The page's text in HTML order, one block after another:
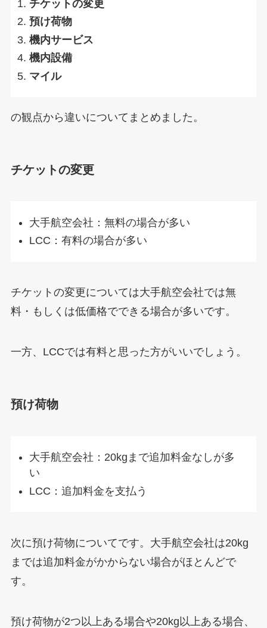
チケットの変更
預け荷物
機内サービス
機内設備
マイル
の観点から違いについてまとめました。
チケットの変更
大手航空会社：無料の場合が多い
LCC：有料の場合が多い
チケットの変更については大手航空会社では無
料・もしくは低価格でできる場合が多いです。
一方、LCCでは有料と思った方がいいでしょう。
預け荷物
大手航空会社：20kgまで追加料金なしが多
い
LCC：追加料金を支払う
次に預け荷物についてです。大手航空会社は20kg
までは追加料金がかからない場合がほとんどで
す。
預け荷物が2つ以上ある場合や20kg以上ある場合、